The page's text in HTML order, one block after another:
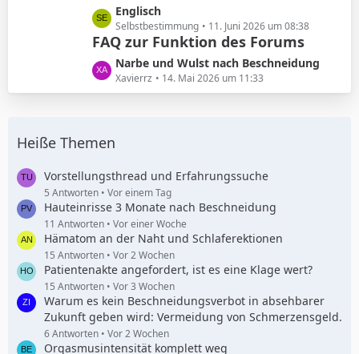
L
e
t
z
t
e
i
r
ä
g
e
Englisch
Selbstbestimmung 11. Juni 2026 um 08:38
FAQ zur Funktion des Forums
L
e
t
e
e
i
t
r
ä
g
e
Narbe und Wulst nach Beschneidung
Xavierrz 14. Mai 2026 um 11:33
Heiße Themen
Vorstellungsthread und Erfahrungssuche
5 Antworten Vor einem Tag
Hauteinrisse 3 Monate nach Beschneidung
11 Antworten Vor einer Woche
Hämatom an der Naht und Schlaferektionen
15 Antworten Vor 2 Wochen
Patientenakte angefordert, ist es eine Klage wert?
15 Antworten Vor 3 Wochen
Warum es kein Beschneidungsverbot in absehbarer
Zukunft geben wird: Vermeidung von Schmerzensgeld.
6 Antworten Vor 2 Wochen
Orgasmusintensität komplett weg